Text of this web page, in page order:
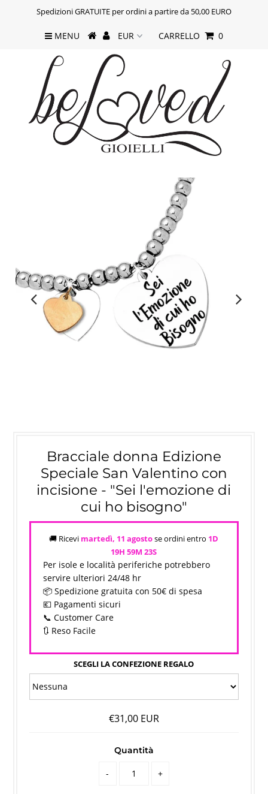
Spedizioni GRATUITE per ordini a partire da 50,00 EURO
MENU CARRELLO 0
Bracciale donna Edizione
Speciale San Valentino con
incisione - "Sei l'emozione di
cui ho bisogno"
🚚 Ricevi martedì, 11 agostose ordini entro 1D
19H 59M 23S
Per isole e località periferiche potrebbero
servire ulteriori 24/48 hr
📦 Spedizione gratuita con 50€ di spesa
💶 Pagamenti sicuri
📞 Customer Care
🔃 Reso Facile
SCEGLI LA CONFEZIONE REGALO
€31,00 EUR
Quantità
- +